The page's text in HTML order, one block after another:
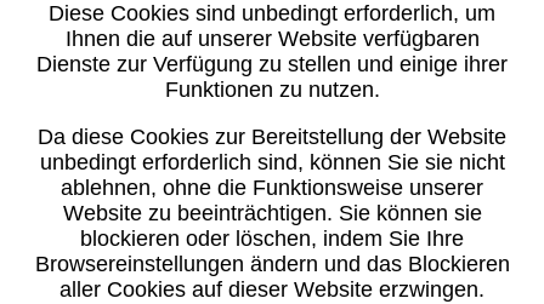
Diese Cookies sind unbedingt erforderlich, um
Ihnen die auf unserer Website verfügbaren
Dienste zur Verfügung zu stellen und einige ihrer
Funktionen zu nutzen.
Da diese Cookies zur Bereitstellung der Website
unbedingt erforderlich sind, können Sie sie nicht
ablehnen, ohne die Funktionsweise unserer
Website zu beeinträchtigen. Sie können sie
blockieren oder löschen, indem Sie Ihre
Browsereinstellungen ändern und das Blockieren
aller Cookies auf dieser Website erzwingen.